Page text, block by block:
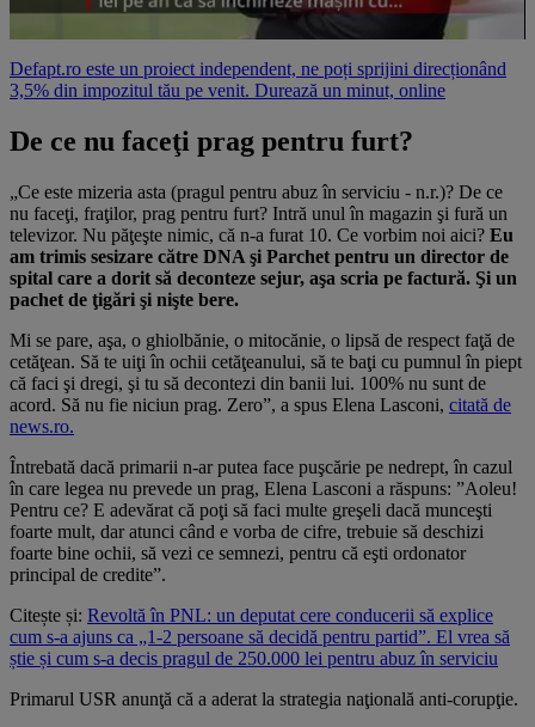
Defapt.ro este un proiect independent, ne poți sprijini direcționând
3,5% din impozitul tău pe venit. Durează un minut, online
De ce nu faceţi prag pentru furt?
„Ce este mizeria asta (pragul pentru abuz în serviciu - n.r.)? De ce
nu faceţi, fraţilor, prag pentru furt? Intră unul în magazin şi fură un
televizor. Nu păţeşte nimic, că n-a furat 10. Ce vorbim noi aici? Eu
am trimis sesizare către DNA şi Parchet pentru un director de
spital care a dorit să deconteze sejur, aşa scria pe factură. Şi un
pachet de ţigări şi nişte bere.
Mi se pare, aşa, o ghiolbănie, o mitocănie, o lipsă de respect faţă de
cetăţean. Să te uiţi în ochii cetăţeanului, să te baţi cu pumnul în piept
că faci şi dregi, şi tu să decontezi din banii lui. 100% nu sunt de
acord. Să nu fie niciun prag. Zero”, a spus Elena Lasconi, citată de
news.ro.
Întrebată dacă primarii n-ar putea face puşcărie pe nedrept, în cazul
în care legea nu prevede un prag, Elena Lasconi a răspuns: ”Aoleu!
Pentru ce? E adevărat că poţi să faci multe greşeli dacă munceşti
foarte mult, dar atunci când e vorba de cifre, trebuie să deschizi
foarte bine ochii, să vezi ce semnezi, pentru că eşti ordonator
principal de credite”.
Citește și: Revoltă în PNL: un deputat cere conducerii să explice
cum s-a ajuns ca „1-2 persoane să decidă pentru partid”. El vrea să
știe și cum s-a decis pragul de 250.000 lei pentru abuz în serviciu
Primarul USR anunţă că a aderat la strategia naţională anti-corupţie.